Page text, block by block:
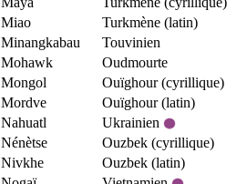
Miao
Turkmène (latin)
Minangkabau
Touvinien
Mohawk
Oudmourte
Mongol
Ouïghour (cyrillique)
Mordve
Ouïghour (latin)
Nahuatl
Ukrainien
Nénètse
Ouzbek (cyrillique)
Nivkhe
Ouzbek (latin)